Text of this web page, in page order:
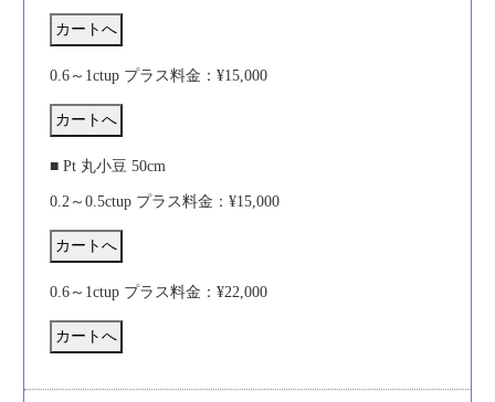
0.6～1ctup プラス料金：¥15,000
■ Pt 丸小豆 50cm
0.2～0.5ctup プラス料金：¥15,000
0.6～1ctup プラス料金：¥22,000